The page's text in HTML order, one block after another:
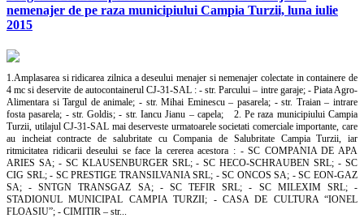
nemenajer de pe raza municipiului Campia Turzii, luna iulie
2015
1.Amplasarea si ridicarea zilnica a deseului menajer si nemenajer colectate in containere de
4 mc si deservite de autocontainerul CJ-31-SAL : - str. Parcului – intre garaje; - Piata Agro-
Alimentara si Targul de animale; - str. Mihai Eminescu – pasarela; - str. Traian – intrare
fosta pasarela; - str. Goldis; - str. Iancu Jianu – capela; 2. Pe raza municipiului Campia
Turzii, utilajul CJ-31-SAL mai deserveste urmatoarele societati comerciale importante, care
au incheiat contracte de salubritate cu Compania de Salubritate Campia Turzii, iar
ritmicitatea ridicarii deseului se face la cererea acestora : - SC COMPANIA DE APA
ARIES SA; - SC KLAUSENBURGER SRL; - SC HECO-SCHRAUBEN SRL; - SC
CIG SRL; - SC PRESTIGE TRANSILVANIA SRL; - SC ONCOS SA; - SC EON-GAZ
SA; - SNTGN TRANSGAZ SA; - SC TEFIR SRL; - SC MILEXIM SRL; -
STADIONUL MUNICIPAL CAMPIA TURZII; - CASA DE CULTURA “IONEL
FLOASIU”; - CIMITIR – str...